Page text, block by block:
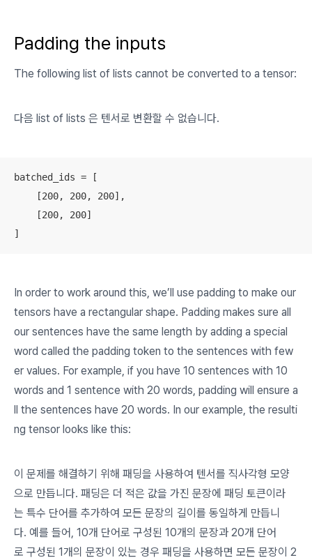
Padding the inputs
The following list of lists cannot be converted to a tensor:
다음 list of lists 은 텐서로 변환할 수 없습니다.
batched_ids = [
    [200, 200, 200],
    [200, 200]
]
In order to work around this, we’ll use padding to make our
tensors have a rectangular shape. Padding makes sure all
our sentences have the same length by adding a special
word called the padding token to the sentences with few
er values. For example, if you have 10 sentences with 10
words and 1 sentence with 20 words, padding will ensure a
ll the sentences have 20 words. In our example, the resulti
ng tensor looks like this:
이 문제를 해결하기 위해 패딩을 사용하여 텐서를 직사각형 모양
으로 만듭니다. 패딩은 더 적은 값을 가진 문장에 패딩 토큰이라
는 특수 단어를 추가하여 모든 문장의 길이를 동일하게 만듭니
다. 예를 들어, 10개 단어로 구성된 10개의 문장과 20개 단어
로 구성된 1개의 문장이 있는 경우 패딩을 사용하면 모든 문장이 2